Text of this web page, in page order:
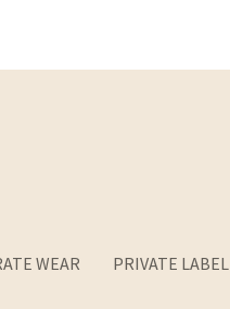
WEAR PRIVATE LABEL